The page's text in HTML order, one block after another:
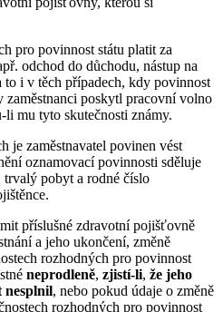
pro povinnost státu platit za
odchod do důchodu, nástup na
to i v těch případech, kdy povinnost
zaměstnanci poskytl pracovní volno
mu tyto skutečnosti známy.
je zaměstnavatel povinen vést
oznamovací povinnosti sděluje
trvalý pobyt a rodné číslo
příslušné zdravotní pojišťovně
a jeho ukončení, změně
rozhodných pro povinnost
neprodleně, zjistí-li, že jeho
nesplnil, nebo pokud údaje o změně
rozhodných pro povinnost